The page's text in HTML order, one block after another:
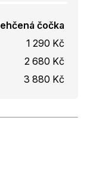
čočka
1 290 Kč
2 680 Kč
3 880 Kč